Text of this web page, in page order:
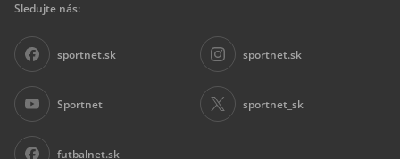
Sledujte nás:
sportnet.sk sportnet.sk
Sportnet sportnet_sk
futbalnet.sk